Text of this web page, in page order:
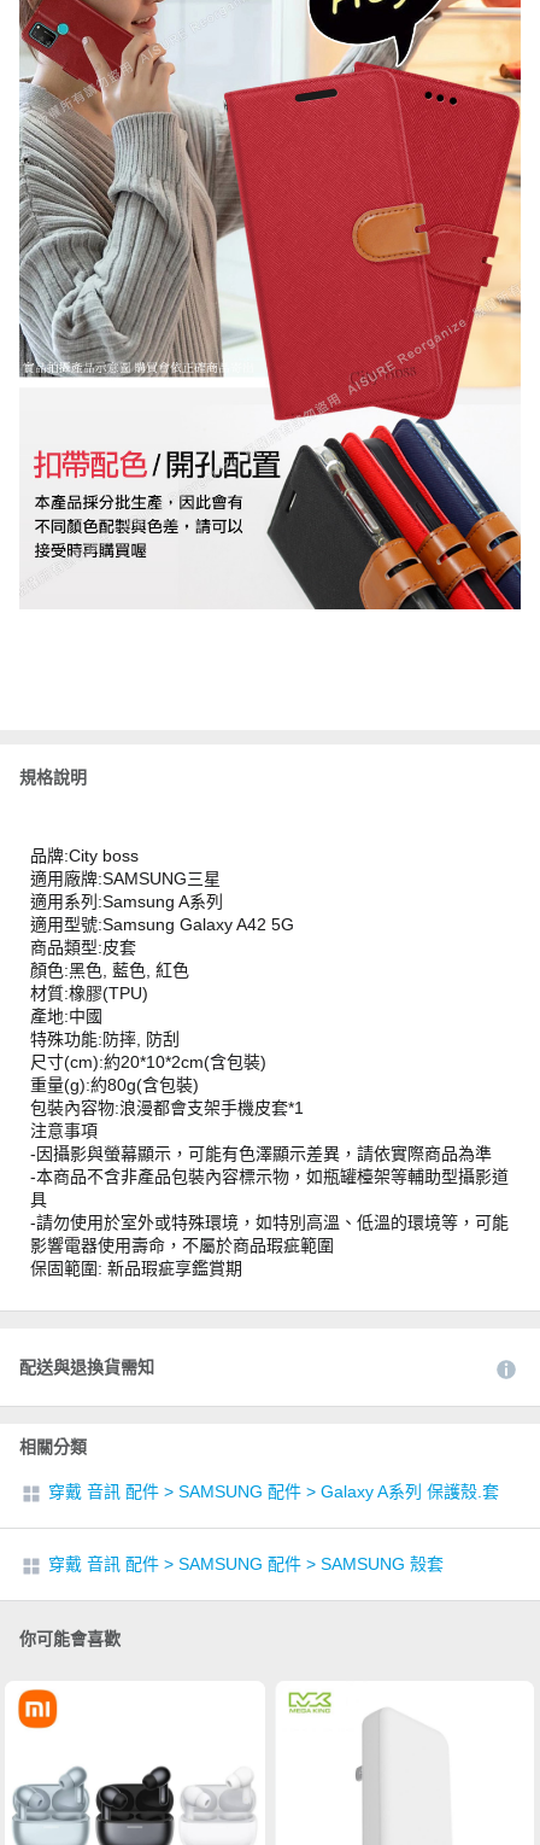
規格說明
品牌:City boss
適用廠牌:SAMSUNG三星
適用系列:Samsung A系列
適用型號:Samsung Galaxy A42 5G
商品類型:皮套
顏色:黑色, 藍色, 紅色
材質:橡膠(TPU)
產地:中國
特殊功能:防摔, 防刮
尺寸(cm):約20*10*2cm(含包裝)
重量(g):約80g(含包裝)
包裝內容物:浪漫都會支架手機皮套*1
注意事項
-因攝影與螢幕顯示，可能有色澤顯示差異，請依實際商品為準
-本商品不含非產品包裝內容標示物，如瓶罐檯架等輔助型攝影道
具
-請勿使用於室外或特殊環境，如特別高溫、低溫的環境等，可能
影響電器使用壽命，不屬於商品瑕疵範圍
保固範圍: 新品瑕疵享鑑賞期
配送與退換貨需知
相關分類
穿戴 音訊 配件 > SAMSUNG 配件 > Galaxy A系列 保護殼.套
穿戴 音訊 配件 > SAMSUNG 配件 > SAMSUNG 殼套
你可能會喜歡